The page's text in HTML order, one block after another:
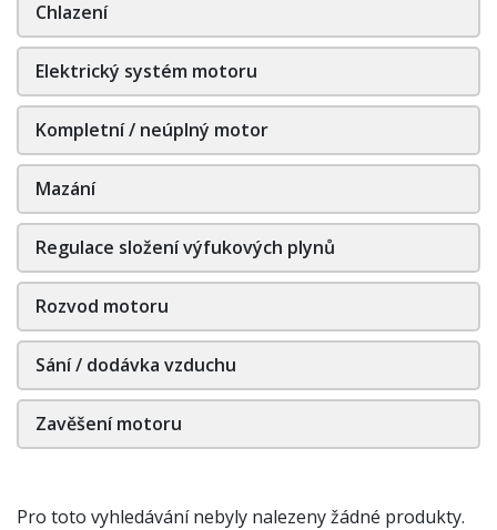
Chlazení
Elektrický systém motoru
Kompletní / neúplný motor
Mazání
Regulace složení výfukových plynů
Rozvod motoru
Sání / dodávka vzduchu
Zavěšení motoru
Pro toto vyhledávání nebyly nalezeny žádné produkty.